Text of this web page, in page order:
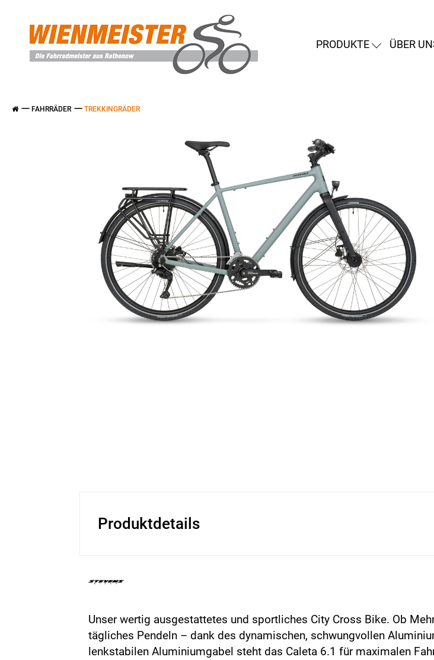
PRODUKTE ÜBER
FAHRRÄDER TREKKINGRÄDER
Produktdetails
Unser wertig ausgestattetes und sportliches City Cross Bike. Ob
tägliches Pendeln – dank des dynamischen, schwungvollen
lenkstabilen Aluminiumgabel steht das Caleta 6.1 für maximalen